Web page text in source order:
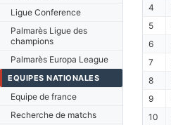
Ligue Conference
Palmarès Ligue des
champions
Palmarès Europa League
EQUIPES NATIONALES
Equipe de france
Recherche de matchs
4
5
6
7
8
9
10